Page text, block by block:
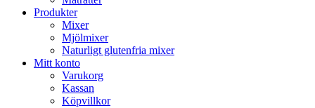
Produkter
Mixer
Mjölmixer
Naturligt glutenfria mixer
Mitt konto
Varukorg
Kassan
Köpvillkor